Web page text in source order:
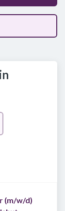
(m/w/d)